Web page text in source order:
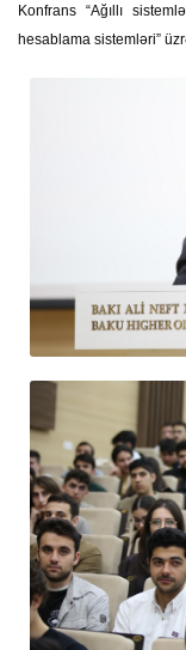
Konfrans “Ağıllı
hesablama sistemləri”